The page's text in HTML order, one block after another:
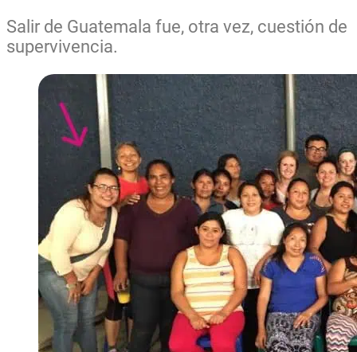
Salir de Guatemala fue, otra vez, cuestión de
supervivencia.